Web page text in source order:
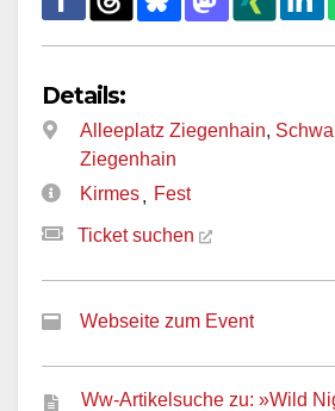
Details:
Alleeplatz Ziegenhain,
Ziegenhain
Kirmes, Fest
Ticket suchen
Webseite zum Event
Ww-Artikelsuche zu: »Wild